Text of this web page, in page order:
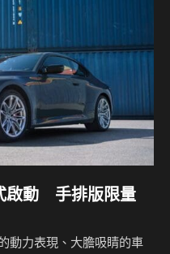
節，尾門上的紅黑
一…
啟動 手排版限量
動力表現、大膽吸睛的車